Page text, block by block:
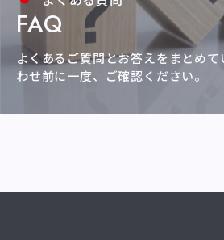
FAQ
よくあるご質問とお答えをまとめて
わせ前に一度、ご確認ください。